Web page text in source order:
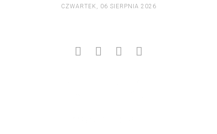
CZWARTEK, 06 SIERPNIA 2026